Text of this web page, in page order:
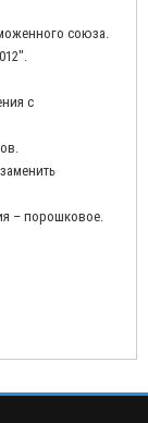
союза.
с
– порошковое.